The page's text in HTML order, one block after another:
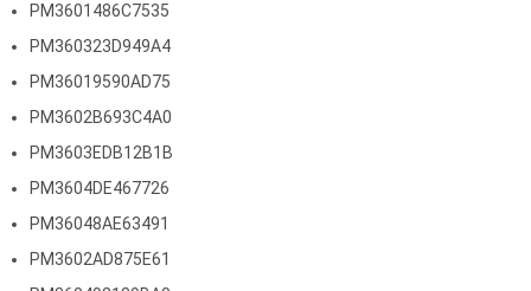
PM3601486C7535
PM360323D949A4
PM36019590AD75
PM3602B693C4A0
PM3603EDB12B1B
PM3604DE467726
PM36048AE63491
PM3602AD875E61